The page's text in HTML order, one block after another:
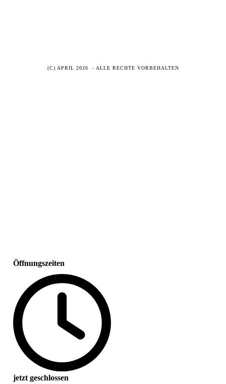
(C) APRIL 2026 - ALLE RECHTE VORBEHALTEN
Öffnungszeiten
jetzt geschlossen